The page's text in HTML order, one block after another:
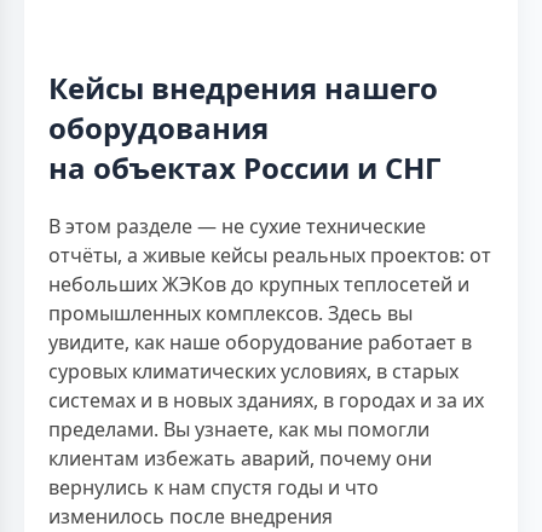
Кейсы внедрения нашего
оборудования
на объектах России и СНГ
В этом разделе — не сухие технические
отчёты, а живые кейсы реальных проектов: от
небольших ЖЭКов до крупных теплосетей и
промышленных комплексов. Здесь вы
увидите, как наше оборудование работает в
суровых климатических условиях, в старых
системах и в новых зданиях, в городах и за их
пределами. Вы узнаете, как мы помогли
клиентам избежать аварий, почему они
вернулись к нам спустя годы и что
изменилось после внедрения